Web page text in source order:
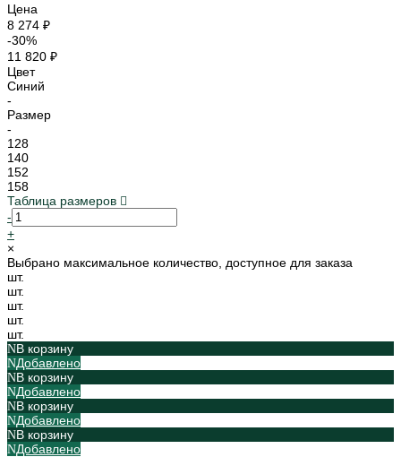
Цена
8 274 ₽
-30%
11 820 ₽
Цвет
Синий
-
Размер
-
128
140
152
158
Таблица размеров
-
+
×
Выбрано максимальное количество, доступное для заказа
шт.
шт.
шт.
шт.
шт.
В корзину
Добавлено
В корзину
Добавлено
В корзину
Добавлено
В корзину
Добавлено